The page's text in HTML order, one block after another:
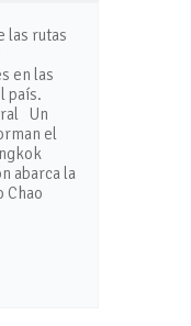
las rutas
en las
país.
Un
el
abarca la
Chao